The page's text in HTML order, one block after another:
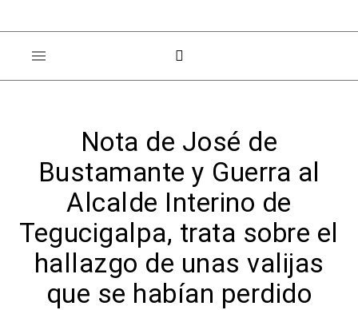
Nota de José de
Bustamante y Guerra al
Alcalde Interino de
Tegucigalpa, trata sobre el
hallazgo de unas valijas
que se habían perdido